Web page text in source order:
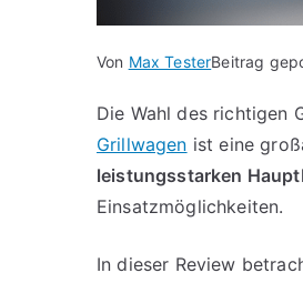
Von Max TesterBeitrag
Die Wahl des richtigen
Grillwagen ist eine
leistungsstarken
Einsatzmöglichkeiten.
In dieser Review